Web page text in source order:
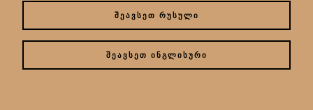
ᲨᲔᲐᲕᲡᲔᲗ ᲠᲣᲡᲣᲚᲘ
ᲨᲔᲐᲕᲡᲔᲗ ᲘᲜᲒᲚᲘᲡᲣᲠᲘ